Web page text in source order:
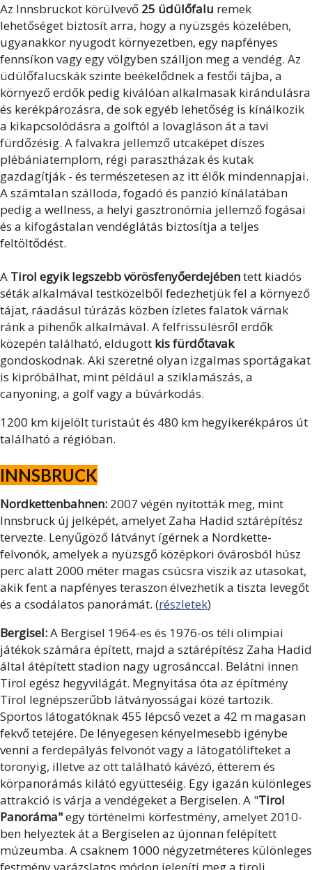
Az Innsbruckot körülvevő 25 üdülőfalu remek
lehetőséget biztosít arra, hogy a nyüzsgés közelében,
ugyanakkor nyugodt környezetben, egy napfényes
fennsíkon vagy egy völgyben szálljon meg a vendég. Az
üdülőfalucskák szinte beékelődnek a festői tájba, a
környező erdők pedig kiválóan alkalmasak kirándulásra
és kerékpározásra, de sok egyéb lehetőség is kínálkozik
a kikapcsolódásra a golftól a lovagláson át a tavi
fürdőzésig. A falvakra jellemző utcaképet díszes
plébániatemplom, régi parasztházak és kutak
gazdagítják - és természetesen az itt élők mindennapjai.
A számtalan szálloda, fogadó és panzió kínálatában
pedig a wellness, a helyi gasztronómia jellemző fogásai
és a kifogástalan vendéglátás biztosítja a teljes
feltöltődést.
A Tirol egyik legszebb vörösfenyőerdejébentett kiadós
séták alkalmával testközelből fedezhetjük fel a környező
tájat, ráadásul túrázás közben ízletes falatok várnak
ránk a pihenők alkalmával. A felfrissülésről erdők
közepén található, eldugott kis fürdőtavak
gondoskodnak. Aki szeretné olyan izgalmas sportágakat
is kipróbálhat, mint például a sziklamászás, a
canyoning, a golf vagy a búvárkodás.
1200 km kijelölt turistaút és 480 km hegyikerékpáros út
található a régióban.
INNSBRUCK
Nordkettenbahnen: 2007 végén nyitották meg, mint
Innsbruck új jelképét, amelyet Zaha Hadid sztárépítész
tervezte. Lenyűgöző látványt ígérnek a Nordkette-
felvonók, amelyek a nyüzsgő középkori óvárosból húsz
perc alatt 2000 méter magas csúcsra viszik az utasokat,
akik fent a napfényes teraszon élvezhetik a tiszta levegőt
és a csodálatos panorámát. (részletek)
Bergisel:A Bergisel 1964-es és 1976-os téli olimpiai
játékok számára épített, majd a sztárépítész Zaha Hadid
által átépített stadion nagy ugrosánccal. Belátni innen
Tirol egész hegyvilágát. Megnyitása óta az építmény
Tirol legnépszerűbb látványosságai közé tartozik.
Sportos látogatóknak 455 lépcső vezet a 42 m magasan
fekvő tetejére. De lényegesen kényelmesebb igénybe
venni a ferdepályás felvonót vagy a látogatólifteket a
toronyig, illetve az ott található kávézó, étterem és
körpanorámás kilátó együtteséig. Egy igazán különleges
attrakció is várja a vendégeket a Bergiselen. A "Tirol
Panoráma"egy történelmi körfestmény, amelyet 2010-
ben helyeztek át a Bergiselen az újonnan felépített
múzeumba. A csaknem 1000 négyzetméteres különleges
festmény varázslatos módon jeleníti meg a tiroli